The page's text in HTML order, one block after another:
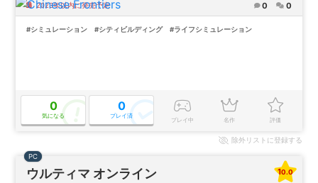
2023年以内に発売予定 0 0
#シミュレーション #シティビルディング #ライフシミュレーション
0
気になる
0
プレイ済
プレイ中 名作 評価
除外リストに登録する
ウルティマ オンライン
PC
10.0